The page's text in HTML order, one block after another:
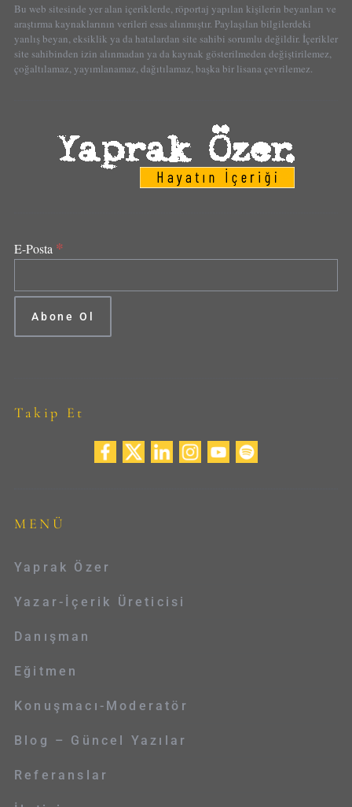
Bu web sitesinde yer alan içeriklerde, röportaj yapılan kişilerin beyanları ve
araştırma kaynaklarının verileri esas alınmıştır. Paylaşılan bilgilerdeki
yanlış beyan, eksiklik ya da hatalardan site sahibi sorumlu değildir. İçerikler
site sahibinden izin alınmadan ya da kaynak gösterilmeden değiştirilemez,
çoğaltılamaz, yayımlanamaz, dağıtılamaz, başka bir lisana çevrilemez.
E-Posta *
Takip Et
MENÜ
Yaprak Özer
Yazar-İçerik Üreticisi
Danışman
Eğitmen
Konuşmacı-Moderatör
Blog – Güncel Yazılar
Referanslar